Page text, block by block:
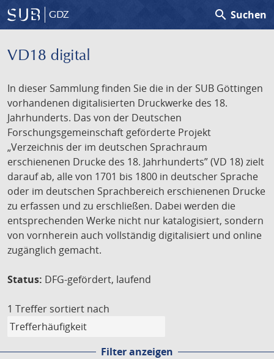
GDZ search Suchen
VD18 digital
In dieser Sammlung finden Sie die in der SUB Göttingen
vorhandenen digitalisierten Druckwerke des 18.
Jahrhunderts. Das von der Deutschen
Forschungsgemeinschaft geförderte Projekt
„Verzeichnis der im deutschen Sprachraum
erschienenen Drucke des 18. Jahrhunderts” (VD 18) zielt
darauf ab, alle von 1701 bis 1800 in deutscher Sprache
oder im deutschen Sprachbereich erschienenen Drucke
zu erfassen und zu erschließen. Dabei werden die
entsprechenden Werke nicht nur katalogisiert, sondern
von vornherein auch vollständig digitalisiert und online
zugänglich gemacht.
Status: DFG-gefördert, laufend
1 Treffer sortiert nach
Filter anzeigen